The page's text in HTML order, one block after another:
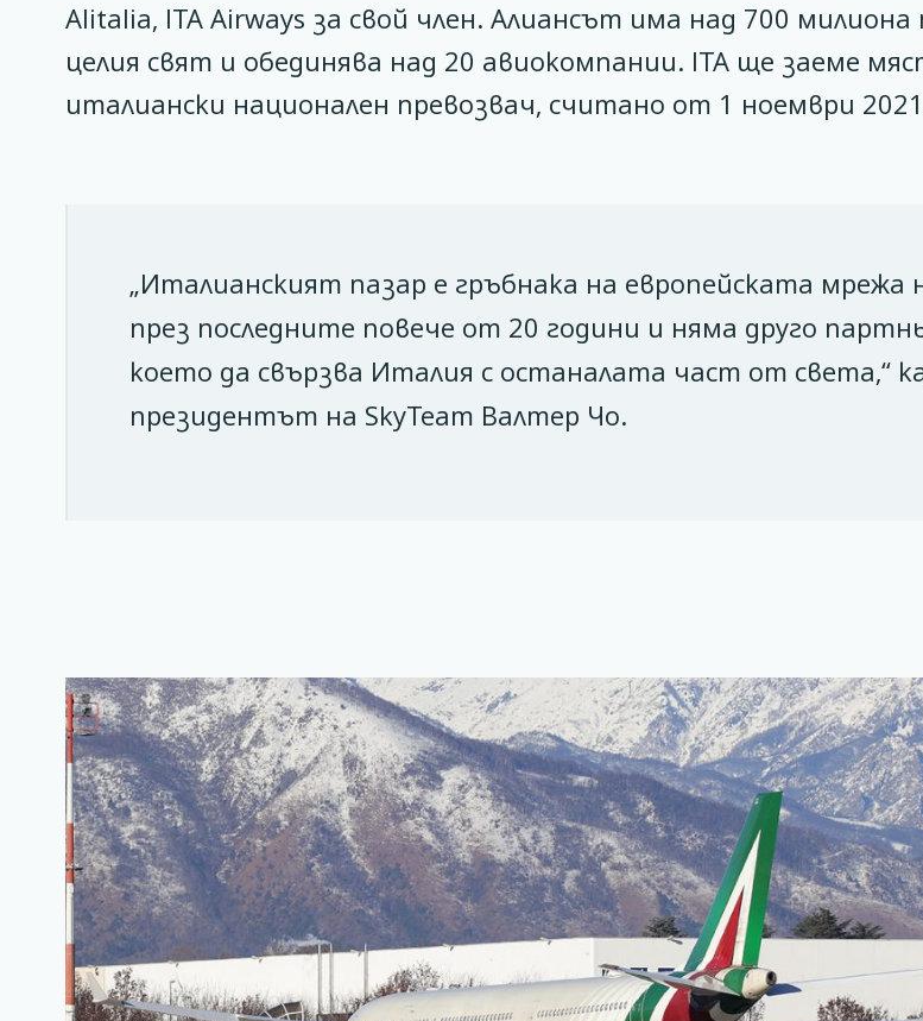
Alitalia, ITA Airways за свой член. Алиансът има над 700
целия свят и обединява над 20 авиокомпании. ITA ще заеме
италиански национален превозвач, считано от 1 ноември
„Италианският пазар е гръбнака на европейската мрежа
през последните повече от 20 години и няма друго
което да свързва Италия с останалата част от света,“
президентът на SkyTeam Валтер Чо.